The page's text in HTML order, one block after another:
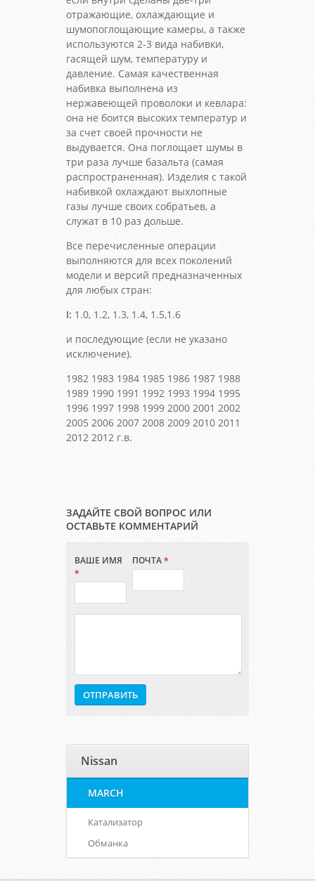
отражающие, охлаждающие и
шумопоглощающие камеры, а также
используются 2-3 вида набивки,
гасящей шум, температуру и
давление. Самая качественная
набивка выполнена из
нержавеющей проволоки и кевлара:
она не боится высоких температур и
за счет своей прочности не
выдувается. Она поглощает шумы в
три раза лучше базальта (самая
распространенная). Изделия с такой
набивкой охлаждают выхлопные
газы лучше своих собратьев, а
служат в 10 раз дольше.
Все перечисленные операции
выполняются для всех поколений
модели и версий предназначенных
для любых стран:
I: 1.0, 1.2, 1.3, 1.4, 1.5,1.6
и последующие (если не указано
исключение).
1982 1983 1984 1985 1986 1987 1988
1989 1990 1991 1992 1993 1994 1995
1996 1997 1998 1999 2000 2001 2002
2005 2006 2007 2008 2009 2010 2011
2012 2012 г.в.
ЗАДАЙТЕ СВОЙ ВОПРОС ИЛИ
ОСТАВЬТЕ КОММЕНТАРИЙ
ВАШЕ ИМЯ
*
ПОЧТА*
Nissan
MARCH
Катализатор
Обманка